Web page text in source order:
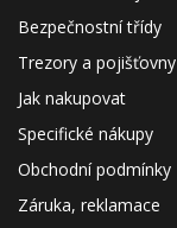
Bezpečnostní třídy
Trezory a pojišťovny
Jak nakupovat
Specifické nákupy
Obchodní podmínky
Záruka, reklamace